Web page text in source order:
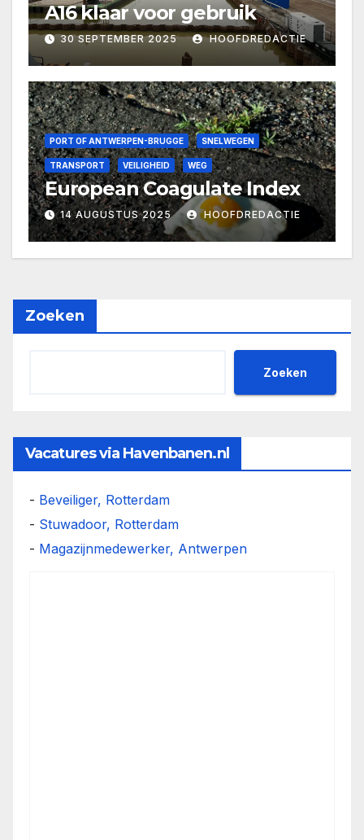
A16 klaar voor gebruik
30 SEPTEMBER 2025 HOOFDREDACTIE
PORT OF ANTWERPEN-BRUGGE SNELWEGEN
TRANSPORT VEILIGHEID WEG
European Coagulate Index
14 AUGUSTUS 2025 HOOFDREDACTIE
Zoeken
Zoeken
Vacatures via Havenbanen.nl
- Beveiliger, Rotterdam
- Stuwadoor, Rotterdam
- Magazijnmedewerker, Antwerpen